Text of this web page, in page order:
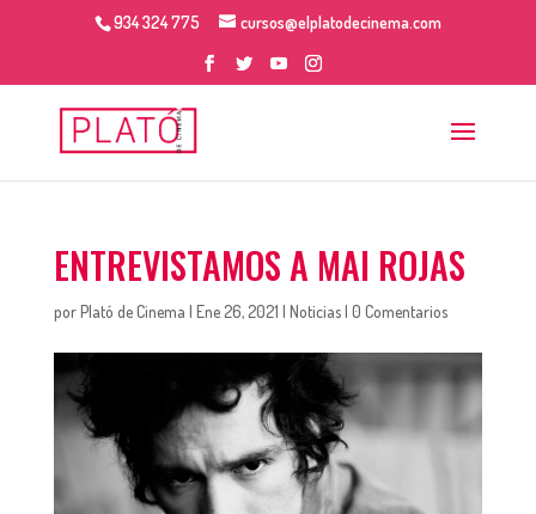
934 324 775 cursos@elplatodecinema.com
ENTREVISTAMOS A MAI ROJAS
porPlató de Cinema | Ene 26, 2021 | Noticias| 0 Comentarios